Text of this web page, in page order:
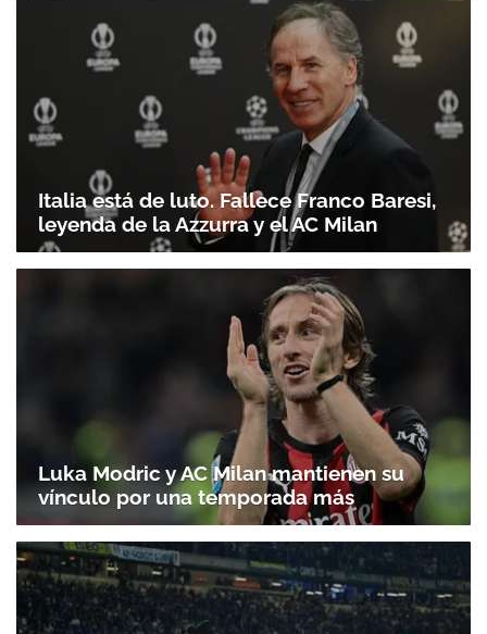
Italia está de luto. Fallece Franco Baresi,
leyenda de la Azzurra y el AC Milan
Luka Modric y AC Milan mantienen su
vínculo por una temporada más